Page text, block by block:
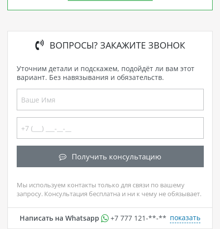
ВОПРОСЫ? ЗАКАЖИТЕ ЗВОНОК
Уточним детали и подскажем, подойдёт ли вам этот
вариант. Без навязывания и обязательств.
Получить консультацию
Мы используем контакты только для связи по вашему
запросу. Консультация бесплатна и ни к чему не обязывает.
Написать на Whatsapp +7 777 121-**-** показать